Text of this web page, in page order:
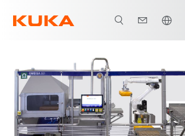
すべてのシステムパートナー